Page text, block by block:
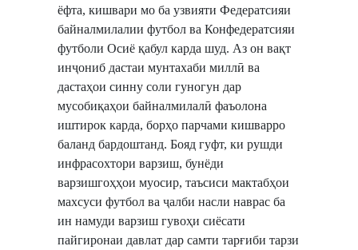
ёфта, кишвари мо ба узвияти Федератсияи
байналмилалии футбол ва Конфедератсияи
футболи Осиё қабул карда шуд. Аз он вақт
инҷониб дастаи мунтахаби миллӣ ва
дастаҳои синну соли гуногун дар
мусобиқаҳои байналмилалӣ фаъолона
иштирок карда, борҳо парчами кишварро
баланд бардоштанд. Бояд гуфт, ки рушди
инфрасохтори варзиш, бунёди
варзишгоҳҳои муосир, таъсиси мактабҳои
махсуси футбол ва ҷалби насли наврас ба
ин намуди варзиш гувоҳи сиёсати
пайгиронаи давлат дар самти тарғиби тарзи